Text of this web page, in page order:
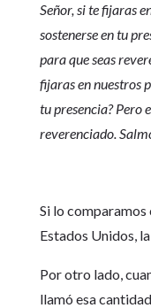
Señor, si te fijaras
sostenerse en tu
para que seas
fijaras en nuestros
tu presencia? Pero
reverenciado.
Si lo comparamos
Estados Unidos,
Por otro lado,
llamó esa